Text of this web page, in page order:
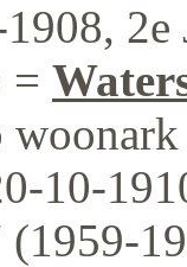
=
10-
(1959-